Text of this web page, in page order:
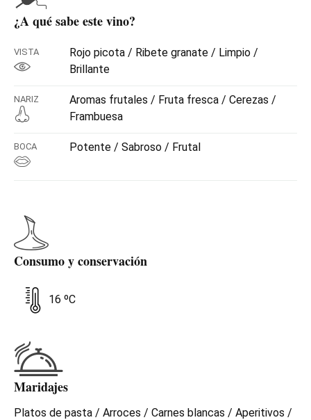
¿A qué sabe este vino?
VISTA
Rojo picota / Ribete granate / Limpio /
Brillante
NARIZ
Aromas frutales / Fruta fresca / Cerezas /
Frambuesa
BOCA Potente / Sabroso / Frutal
Consumo y conservación
16 ºC
Maridajes
Platos de pasta / Arroces / Carnes blancas / Aperitivos /